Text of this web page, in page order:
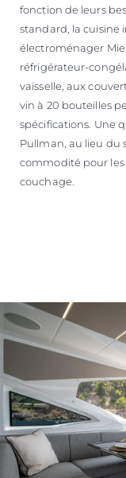
fonction de leurs
standard, la cuisine
électroménager
réfrigérateur-
vaisselle, aux
vin à 20 bouteilles
spécifications. Une
Pullman, au lieu du
commodité pour
couchage.